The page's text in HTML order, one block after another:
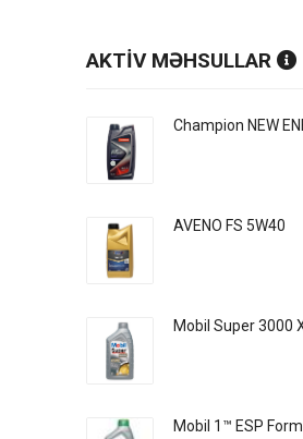
AKTİV MƏHSULLAR
Champion NEW
AVENO FS 5W40
Mobil Super 3000
Mobil 1™ ESP